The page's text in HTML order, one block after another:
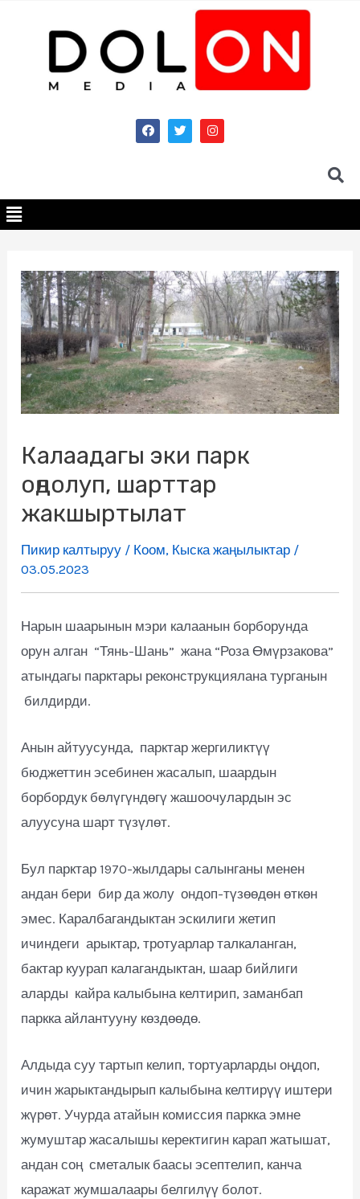
Калаадагы эки парк
оңдолуп, шарттар
жакшыртылат
Пикир калтыруу / Коом, Кыска жаңылыктар /
03.05.2023
Нарын шаарынын мэри калаанын борборунда
орун алган “Тянь-Шань” жана “Роза Өмүрзакова”
атындагы парктары реконструкциялана турганын
билдирди.
Анын айтуусунда, парктар жергиликтүү
бюджеттин эсебинен жасалып, шаардын
борбордук бөлүгүндөгү жашоочулардын эс
алуусуна шарт түзүлөт.
Бул парктар 1970-жылдары салынганы менен
андан бери бир да жолу ондоп-түзөөдөн өткөн
эмес. Каралбагандыктан эскилиги жетип
ичиндеги арыктар, тротуарлар талкаланган,
бактар куурап калагандыктан, шаар бийлиги
аларды кайра калыбына келтирип, заманбап
паркка айлантууну көздөөдө.
Алдыда суу тартып келип, тортуарларды оңдоп,
ичин жарыктандырып калыбына келтирүү иштери
жүрөт. Учурда атайын комиссия паркка эмне
жумуштар жасалышы керектигин карап жатышат,
андан соң сметалык баасы эсептелип, канча
каражат жумшалаары белгилүү болот.